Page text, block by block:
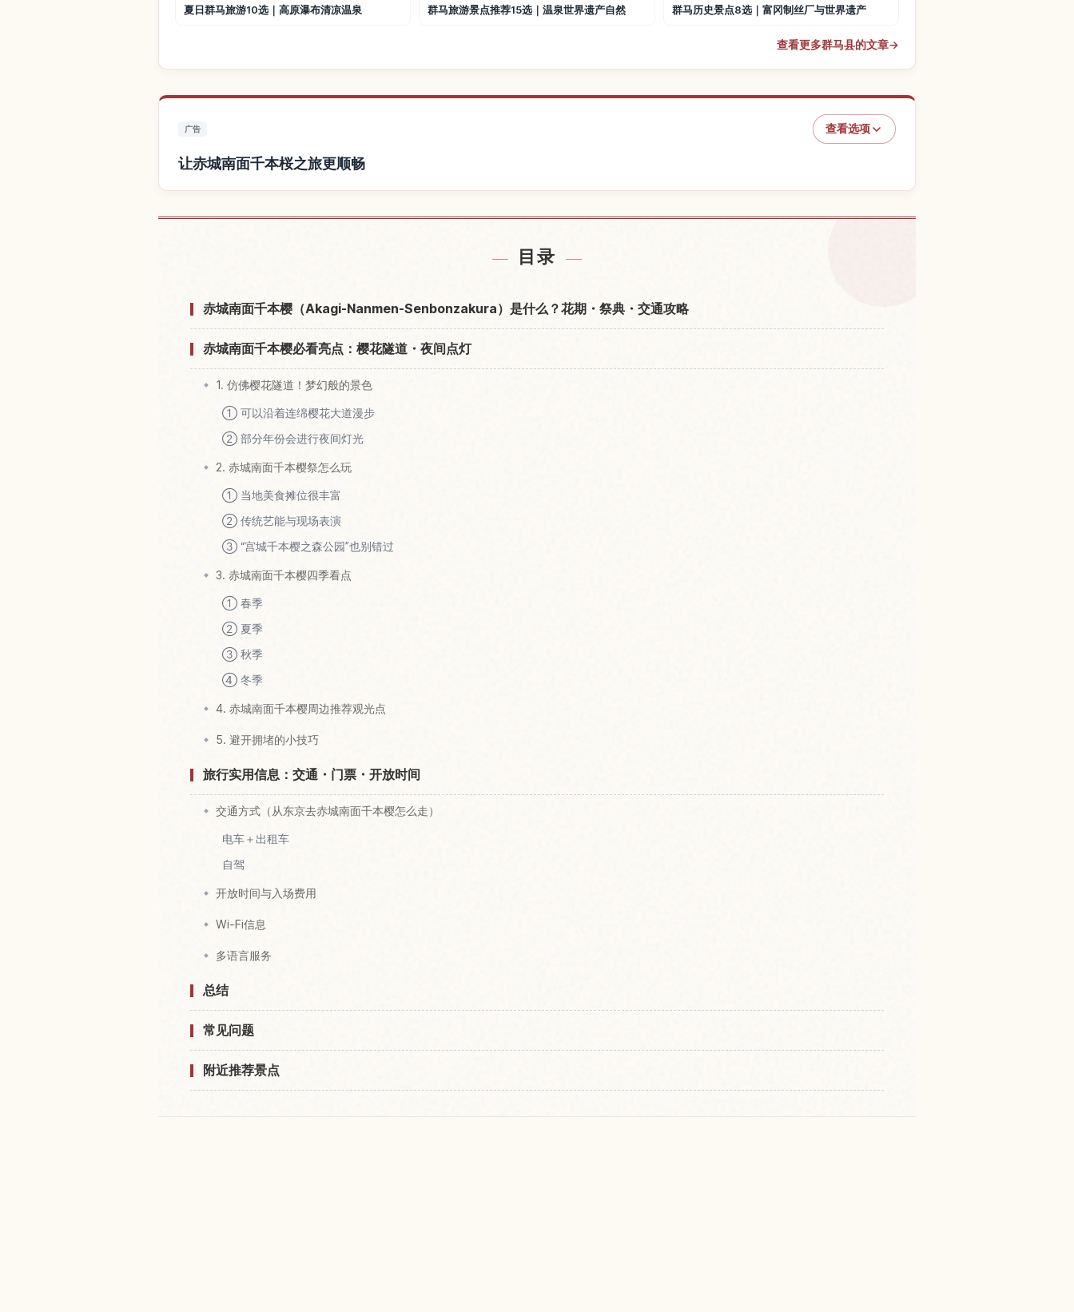
夏日群马旅游10选｜高原瀑布清凉温泉 群马旅游景点推荐15选｜温泉世界遗产自然 群马历史景点8选｜富冈制丝厂与世界遗产
查看更多群马县的文章→
广告 查看选项
让赤城南面千本桜之旅更顺畅
目录
赤城南面千本樱（Akagi-Nanmen-Senbonzakura）是什么？花期・祭典・交通攻略
赤城南面千本樱必看亮点：樱花隧道・夜间点灯
1. 仿佛樱花隧道！梦幻般的景色
① 可以沿着连绵樱花大道漫步
② 部分年份会进行夜间灯光
2. 赤城南面千本樱祭怎么玩
① 当地美食摊位很丰富
② 传统艺能与现场表演
③ “宫城千本樱之森公园”也别错过
3. 赤城南面千本樱四季看点
① 春季
② 夏季
③ 秋季
④ 冬季
4. 赤城南面千本樱周边推荐观光点
5. 避开拥堵的小技巧
旅行实用信息：交通・门票・开放时间
交通方式（从东京去赤城南面千本樱怎么走）
电车＋出租车
自驾
开放时间与入场费用
Wi-Fi信息
多语言服务
总结
常见问题
附近推荐景点